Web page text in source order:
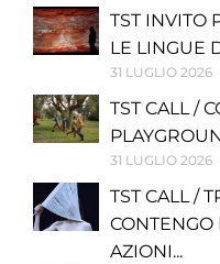
TST INVITO
LE LINGUE
31 LUGLIO 2026
TST CALL /
31 LUGLIO 2026
TST CALL /
AZIONI...